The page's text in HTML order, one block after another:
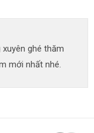
ghé thăm
mới nhất nhé.